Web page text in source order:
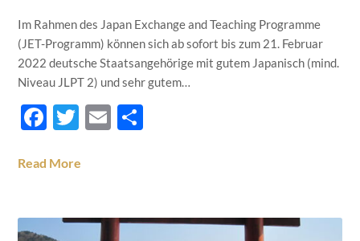
Im Rahmen des Japan Exchange and Teaching Programme
(JET-Programm) können sich ab sofort bis zum 21. Februar
2022 deutsche Staatsangehörige mit gutem Japanisch (mind.
Niveau JLPT 2) und sehr gutem…
Facebook
Twitter
Email
Read More